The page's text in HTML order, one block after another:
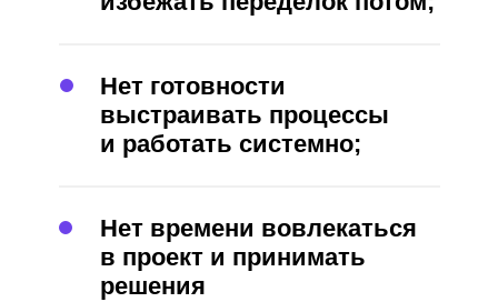
Нет готовности
выстраивать процессы
и работать системно;
Нет времени вовлекаться
в проект и принимать
решения